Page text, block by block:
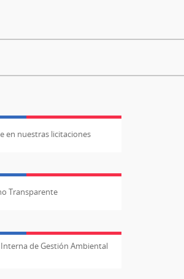
en nuestras licitaciones
Transparente
de Gestión Ambiental